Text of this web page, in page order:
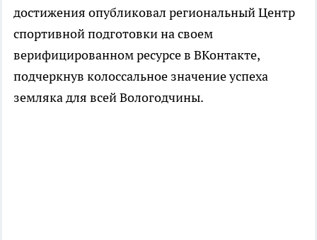
достижения опубликовал региональный Центр
спортивной подготовки на своем
верифицированном ресурсе в ВКонтакте,
подчеркнув колоссальное значение успеха
земляка для всей Вологодчины.